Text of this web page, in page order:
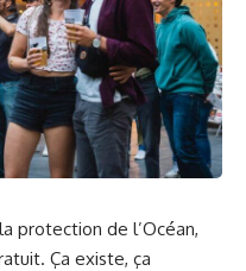
protection de l’Océan,
Ça existe, ça